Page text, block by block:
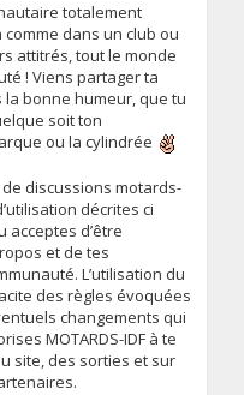
totalement
comme dans un club ou
attitrés, tout le monde
! Viens partager ta
bonne humeur, que tu
soit ton
ou la cylindrée
discussions motards-
décrites ci
acceptes d’être
et de tes
L’utilisation du
des règles évoquées
changements qui
MOTARDS-IDF à te
site, des sorties et sur